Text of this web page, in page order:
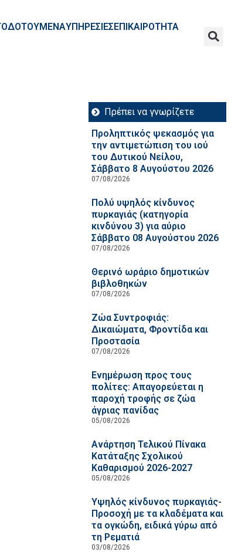
ΥΠΗΡΕΣΙΕΣΕΠΙΚΑΙΡΟΤΗΤΑ
Πρέπει να γνωρίζετε
Προληπτικός ψεκασμός για
την αντιμετώπιση του ιού
του Δυτικού Νείλου,
Σάββατο 8 Αυγούστου 2026
07/08/2026
Πολύ υψηλός κίνδυνος
πυρκαγιάς (κατηγορία
κινδύνου 3) για αύριο
Σάββατο 08 Αυγούστου 2026
07/08/2026
Θερινό ωράριο δημοτικών
βιβλοθηκών
07/08/2026
Ζώα Συντροφιάς:
Δικαιώματα, Φροντίδα και
Προστασία
07/08/2026
Ενημέρωση προς τους
πολίτες: Απαγορεύεται η
παροχή τροφής σε ζώα
άγριας πανίδας
05/08/2026
Ανάρτηση Τελικού Πίνακα
Κατάταξης Σχολικού
Καθαρισμού 2026-2027
05/08/2026
Υψηλός κίνδυνος πυρκαγιάς-
Προσοχή με τα κλαδέματα και
τα ογκώδη, ειδικά γύρω από
τη Ρεματιά
03/08/2026